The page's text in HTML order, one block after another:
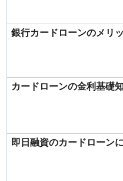
銀行カードローンのメリ
カードローンの金利基礎
即日融資のカードローン